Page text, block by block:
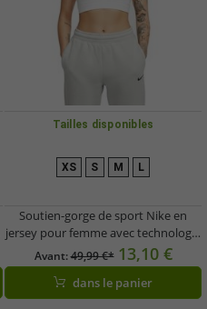
Tailles disponibles
XS S M L
Soutien-gorge de sport Nike en
jersey pour femme avec technologie
Dry-Fit, brassière bustier FV6275-
100, blanc/noir
Avant:49,99 €* 13,10 €
dans le panier